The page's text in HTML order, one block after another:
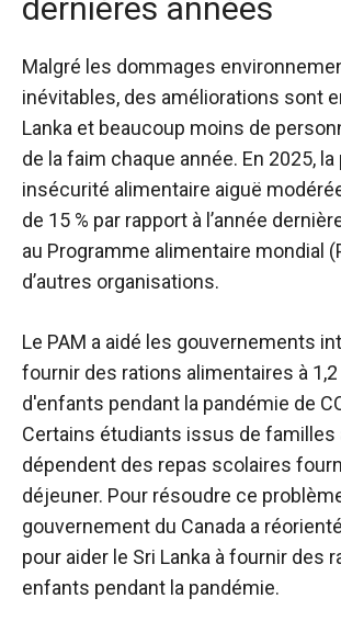
dernières années
Malgré les dommages
inévitables, des améliorations sont
Lanka et beaucoup moins de
de la faim chaque année. En 2025,
insécurité alimentaire aiguë
de 15 % par rapport à l’année
au Programme alimentaire mondial
d’autres organisations.
Le PAM a aidé les gouvernements
fournir des rations alimentaires à
d'enfants pendant la pandémie de
Certains étudiants issus de familles
dépendent des repas scolaires
déjeuner. Pour résoudre ce
gouvernement du Canada a
pour aider le Sri Lanka à fournir des
enfants pendant la pandémie.